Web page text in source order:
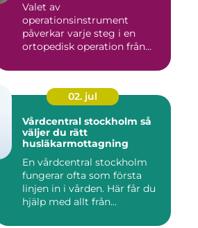
Valet av
operationsinstrument
påverkar varje steg i en
ortopedisk operation från
02. jul
Vårdcentral stockholm så
väljer du rätt
husläkarmottagning
En vårdcentral stockholm
fungerar ofta som första
linjen in i vården. Här får du
hjälp med allt från...